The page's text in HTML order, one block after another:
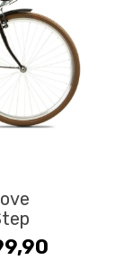
O